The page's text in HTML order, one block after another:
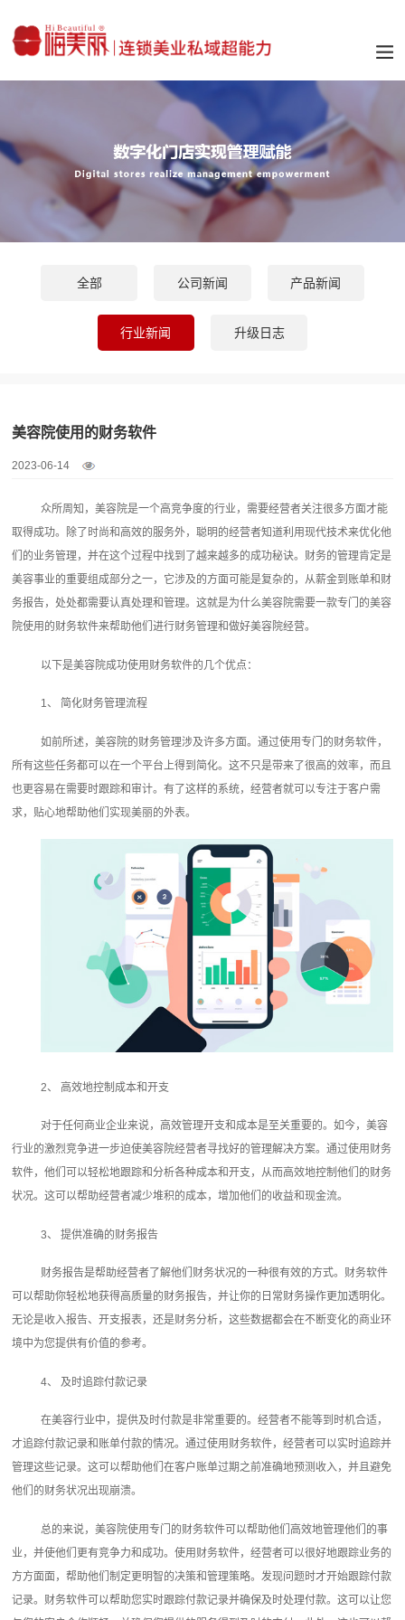
全部 公司新闻 产品新闻
行业新闻 升级日志
美容院使用的财务软件
2023-06-14
众所周知，美容院是一个高竞争度的行业，需要经营者关注很多方面才能
取得成功。除了时尚和高效的服务外，聪明的经营者知道利用现代技术来优化他
们的业务管理，并在这个过程中找到了越来越多的成功秘诀。财务的管理肯定是
美容事业的重要组成部分之一，它涉及的方面可能是复杂的，从薪金到账单和财
务报告，处处都需要认真处理和管理。这就是为什么美容院需要一款专门的美容
院使用的财务软件来帮助他们进行财务管理和做好美容院经营。
以下是美容院成功使用财务软件的几个优点：
1、 简化财务管理流程
如前所述，美容院的财务管理涉及许多方面。通过使用专门的财务软件，
所有这些任务都可以在一个平台上得到简化。这不只是带来了很高的效率，而且
也更容易在需要时跟踪和审计。有了这样的系统，经营者就可以专注于客户需
求，贴心地帮助他们实现美丽的外表。
2、 高效地控制成本和开支
对于任何商业企业来说，高效管理开支和成本是至关重要的。如今，美容
行业的激烈竞争进一步迫使美容院经营者寻找好的管理解决方案。通过使用财务
软件，他们可以轻松地跟踪和分析各种成本和开支，从而高效地控制他们的财务
状况。这可以帮助经营者减少堆积的成本，增加他们的收益和现金流。
3、 提供准确的财务报告
财务报告是帮助经营者了解他们财务状况的一种很有效的方式。财务软件
可以帮助你轻松地获得高质量的财务报告，并让你的日常财务操作更加透明化。
无论是收入报告、开支报表，还是财务分析，这些数据都会在不断变化的商业环
境中为您提供有价值的参考。
4、 及时追踪付款记录
在美容行业中，提供及时付款是非常重要的。经营者不能等到时机合适，
才追踪付款记录和账单付款的情况。通过使用财务软件，经营者可以实时追踪并
管理这些记录。这可以帮助他们在客户账单过期之前准确地预测收入，并且避免
他们的财务状况出现崩溃。
总的来说，美容院使用专门的财务软件可以帮助他们高效地管理他们的事
业，并使他们更有竞争力和成功。使用财务软件，经营者可以很好地跟踪业务的
方方面面，帮助他们制定更明智的决策和管理策略。发现问题时才开始跟踪付款
记录。财务软件可以帮助您实时跟踪付款记录并确保及时处理付款。这可以让您